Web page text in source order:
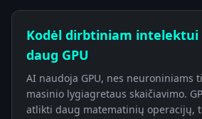
Kodėl dirbtiniam
daug GPU
AI naudoja GPU, nes neuroniniams
masinio lygiagretaus skaičiavimo.
atlikti daug matematinių operacijų,